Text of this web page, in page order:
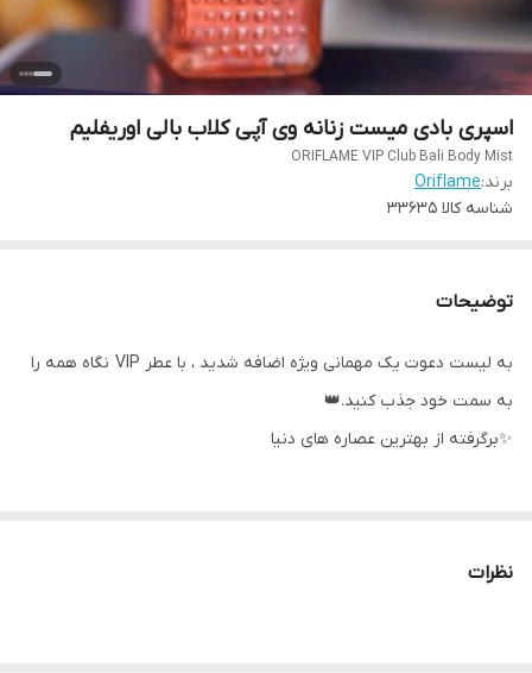
اسپری بادی میست زنانه وی آپی کلاب بالی اوریفلیم
ORIFLAME VIP Club Bali Body Mist
برند:Oriflame
شناسه کالا 33635
توضیحات
به لیست دعوت یک مهمانی ویژه اضافه شدید ، با عطر VIP نگاه همه را
به سمت خود جذب کنید.👑
✨برگرفته از بهترین عصاره های دنیا
نظرات